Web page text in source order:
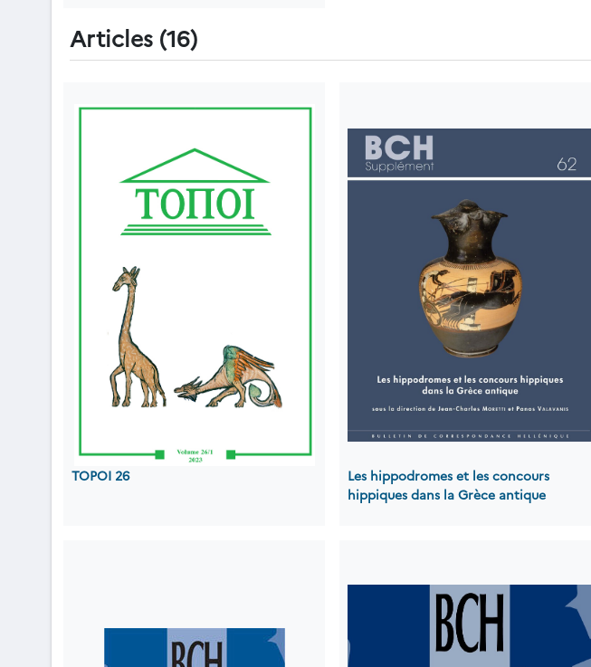
Articles (16)
TOPOI 26
Les hippodromes et les concours
hippiques dans la Grèce antique